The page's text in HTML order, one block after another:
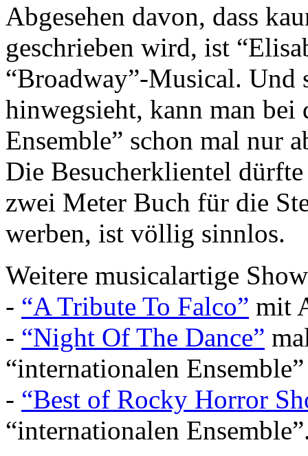
Abgesehen davon, dass
geschrieben wird, ist
“Broadway”-Musical. Und
hinwegsieht, kann man bei
Ensemble” schon mal nur
Die Besucherklientel
zwei Meter Buch für die
werben, ist völlig sinnlos.
Weitere musicalartige
- “A Tribute To Falco” mit
- “Night Of The Dance”
“internationalen Ensemble”
- “Best of Rocky Horror
“internationalen